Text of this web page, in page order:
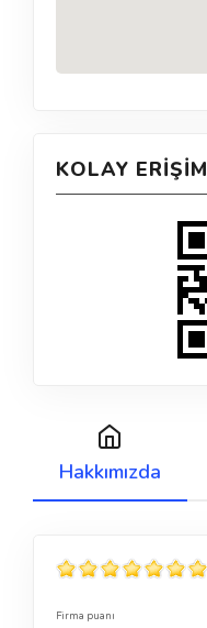
KOLAY ERIŞIM
Hakkımızda
Firma puanı